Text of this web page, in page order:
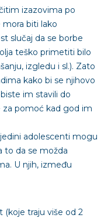
izazovima po
biti lako
slučaj da se borbe
teško primetiti bilo
izgledu i sl.). Zato
kako bi se njihovo
im stavili do
za pomoć kad god im
adolescenti mogu
to da se možda
U njih, između
traju više od 2